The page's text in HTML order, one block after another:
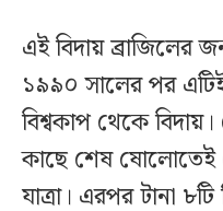
এই বিদায় ব্রাজিলের
১৯৯০ সালের পর
বিশ্বকাপ থেকে
কাছে শেষ ষোলোতেই
যাত্রা। এরপর টানা